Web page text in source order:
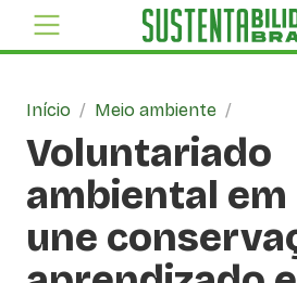
Início / Meio ambiente /
Voluntariado
ambiental
une